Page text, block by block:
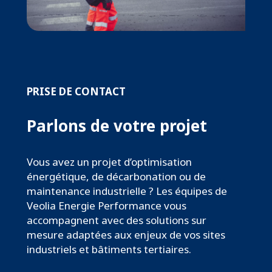
PRISE DE CONTACT
Parlons de votre projet
Vous avez un projet d’optimisation
énergétique, de décarbonation ou de
maintenance industrielle ? Les équipes de
Veolia Energie Performance vous
accompagnent avec des solutions sur
mesure adaptées aux enjeux de vos sites
industriels et bâtiments tertiaires.